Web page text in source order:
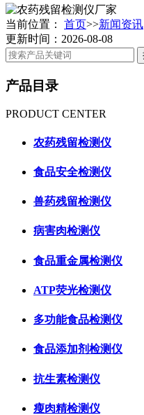
当前位置： 首页>>新闻资讯
更新时间：2026-08-08
产品目录
PRODUCT CENTER
农药残留检测仪
食品安全检测仪
兽药残留检测仪
病害肉检测仪
食品重金属检测仪
ATP荧光检测仪
多功能食品检测仪
食品添加剂检测仪
抗生素检测仪
瘦肉精检测仪